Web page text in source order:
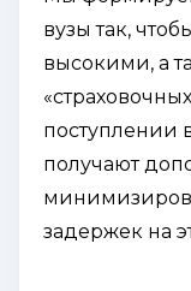
вузы так,
высокими, а
поступлении
получают
задержек на